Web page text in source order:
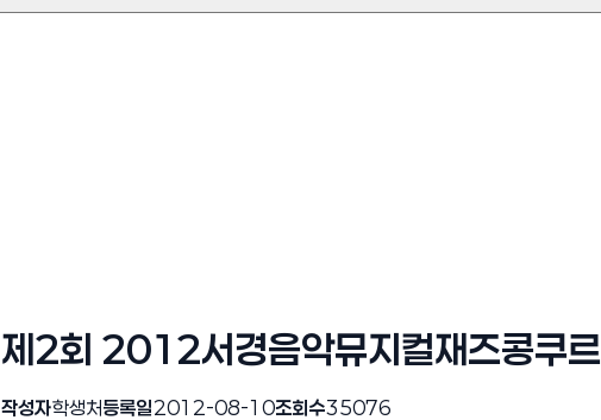
제2회 2012서경음악뮤지컬재즈콩쿠르
작성자학생처등록일2012-08-10조회수35076